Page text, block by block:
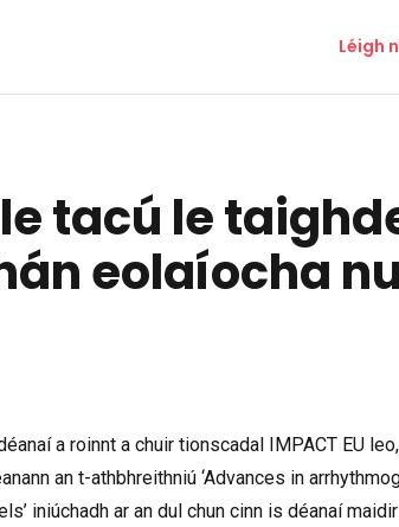
Léigh
tacú le
eolaíocha
a roinnt a chuir tionscadal IMPACT EU
an t-athbhreithniú ‘Advances in
iniúchadh ar an dul chun cinn is déanaí